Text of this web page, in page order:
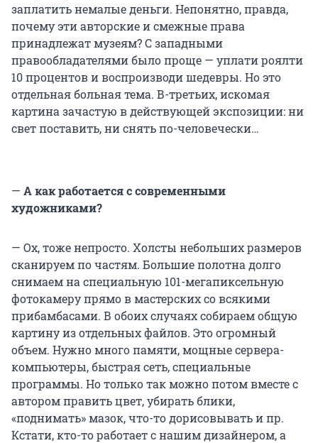
заплатить немалые деньги. Непонятно, правда,
почему эти авторские и смежные права
принадлежат музеям? С западными
правообладателями было проще — уплати роялти
10 процентов и воспроизводи шедевры. Но это
отдельная больная тема. В-третьих, искомая
картина зачастую в действующей экспозиции: ни
свет поставить, ни снять по-человечески…
— А как работается с современными
художниками?
— Ох, тоже непросто. Холсты небольших размеров
сканируем по частям. Большие полотна долго
снимаем на специальную 101-мегапиксельную
фотокамеру прямо в мастерских со всякими
прибамбасами. В обоих случаях собираем общую
картину из отдельных файлов. Это огромный
объем. Нужно много памяти, мощные сервера-
компьютеры, быстрая сеть, специальные
программы. Но только так можно потом вместе с
автором править цвет, убирать блики,
«поднимать» мазок, что-то дорисовывать и пр.
Кстати, кто-то работает с нашим дизайнером, а